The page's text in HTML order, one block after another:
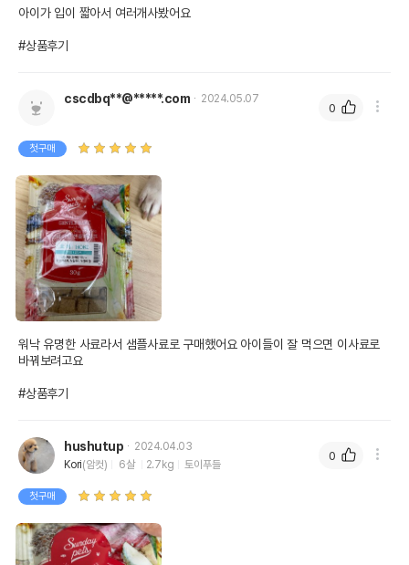
아이가 입이 짧아서 여러개사봤어요
#상품후기
cscdbq**@*****.com 2024.05.07
첫구매
워낙 유명한 사료라서 샘플사료로 구매했어요 아이들이 잘 먹으면 이사료로
바꿔보려고요
#상품후기
0
hushutup
2024.04.03
Kori(암컷) 6살 2.7kg 토이푸들
첫구매
0